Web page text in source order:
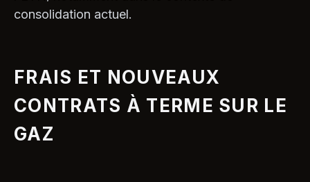
consolidation actuel.
FRAIS ET NOUVEAUX
CONTRATS À TERME SUR LE
GAZ